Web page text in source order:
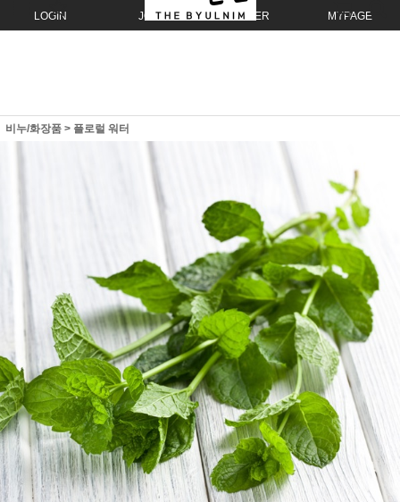
LOGIN JOIN ORDER MYPAGE
비누/화장품 > 플로럴 워터